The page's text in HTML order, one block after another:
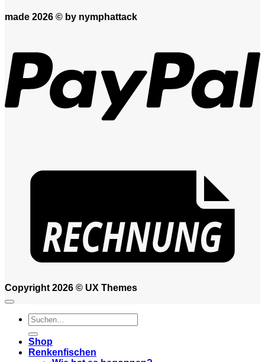
made 2026 © by nymphattack
Copyright 2026 © UX Themes
Suchen
nach:
Shop
Renkenfischen